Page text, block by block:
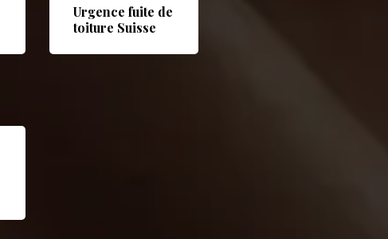
Urgence fuite de
toiture Suisse